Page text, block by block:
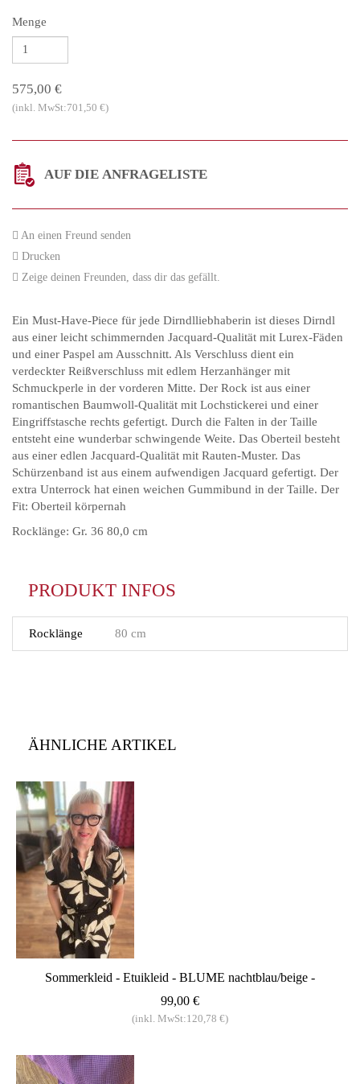
Menge
575,00 €
(inkl. MwSt:701,50 €)
AUF DIE ANFRAGELISTE
An einen Freund senden
Drucken
Zeige deinen Freunden, dass dir das gefällt.
Ein Must-Have-Piece für jede Dirndlliebhaberin ist dieses Dirndl
aus einer leicht schimmernden Jacquard-Qualität mit Lurex-Fäden
und einer Paspel am Ausschnitt. Als Verschluss dient ein
verdeckter Reißverschluss mit edlem Herzanhänger mit
Schmuckperle in der vorderen Mitte. Der Rock ist aus einer
romantischen Baumwoll-Qualität mit Lochstickerei und einer
Eingriffstasche rechts gefertigt. Durch die Falten in der Taille
entsteht eine wunderbar schwingende Weite. Das Oberteil besteht
aus einer edlen Jacquard-Qualität mit Rauten-Muster. Das
Schürzenband ist aus einem aufwendigen Jacquard gefertigt. Der
extra Unterrock hat einen weichen Gummibund in der Taille. Der
Fit: Oberteil körpernah
Rocklänge: Gr. 36 80,0 cm
PRODUKT INFOS
Rocklänge 80 cm
ÄHNLICHE ARTIKEL
Sommerkleid - Etuikleid - BLUME nachtblau/beige -
99,00 €
(inkl. MwSt:120,78 €)